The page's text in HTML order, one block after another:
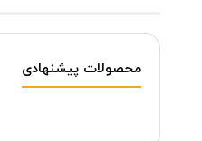
محصولات پیشنهادی